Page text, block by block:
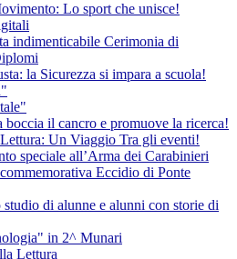
Lo sport che unisce!
indimenticabile Cerimonia di
la Sicurezza si impara a scuola!
boccia il cancro e promuove la ricerca!
Un Viaggio Tra gli eventi!
speciale all’Arma dei Carabinieri
Eccidio di Ponte
di alunne e alunni con storie di
in 2^ Munari
Lettura